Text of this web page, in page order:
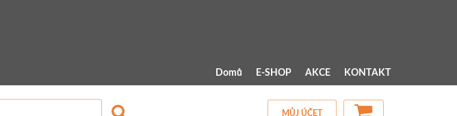
Domů E-SHOP AKCE KONTAKT
MŮJ ÚČET